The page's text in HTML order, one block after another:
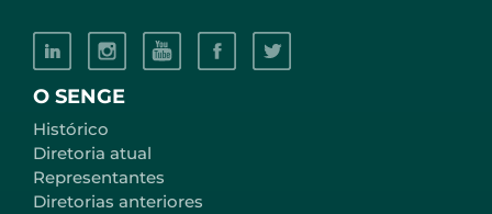
O SENGE
Histórico
Diretoria atual
Representantes
Diretorias anteriores